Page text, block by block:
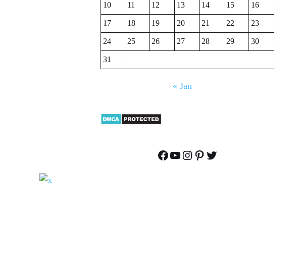
10
11 12 13 14 15
16
17
18 19 20 21 22
23
24
25 26 27 28 29
30
31
« Jan